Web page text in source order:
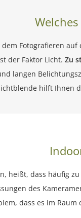
Fotografieren
der Faktor Licht. Zu
langen
hilft Ihnen
heißt, dass häufig
des
dass es im